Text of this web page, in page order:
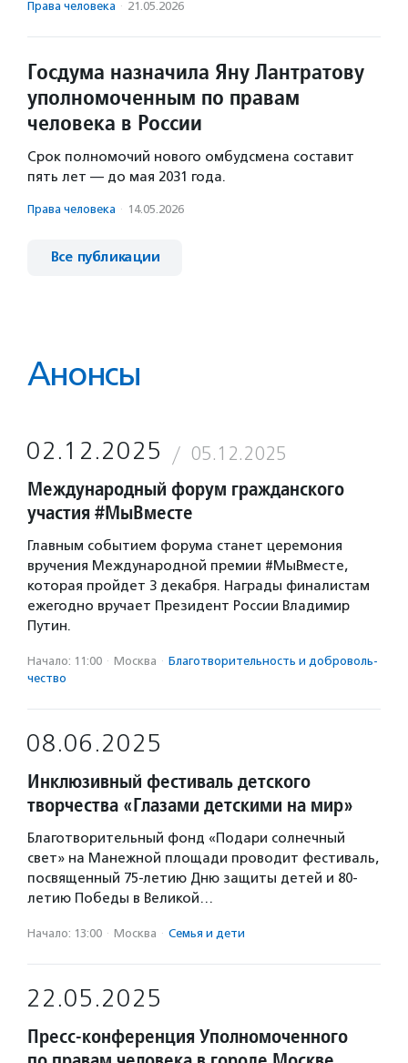
Права человека · 21.05.2026
Госдума назначила Яну Лантратову
уполномоченным по правам
человека в России
Срок полномочий нового омбудсмена составит
пять лет — до мая 2031 года.
Права человека · 14.05.2026
Все публикации
Анонсы
02.12.2025 05.12.2025
Международный форум гражданского
участия #МыВместе
Главным событием форума станет церемония
вручения Международной премии #МыВместе,
которая пройдет 3 декабря. Награды финалистам
ежегодно вручает Президент России Владимир
Путин.
Начало: 11:00 · Москва · Благотвори­тель­ность и доброволь­
чест­во
08.06.2025
Инклюзивный фестиваль детского
творчества «Глазами детскими на мир»
Благотворительный фонд «Подари солнечный
свет» на Манежной площади проводит фестиваль,
посвященный 75-летию Дню защиты детей и 80-
летию Победы в Великой…
Начало: 13:00 · Москва · Семья и дети
22.05.2025
Пресс-конференция Уполномоченного